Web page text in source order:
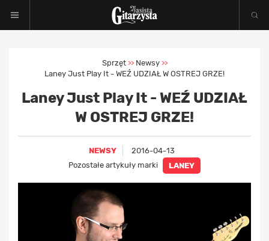
Sprzęt >> Newsy >>
Laney Just Play It - WEŹ UDZIAŁ W OSTREJ GRZE!
Laney Just Play It - WEŹ UDZIAŁ
W OSTREJ GRZE!
NEWSY
2016-04-13
Pozostałe artykuły marki
LANEY